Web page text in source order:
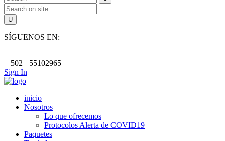
SÍGUENOS EN:
502+ 55102965
Sign In
inicio
Nosotros
Lo que ofrecemos
Protocolos Alerta de COVID19
Paquetes